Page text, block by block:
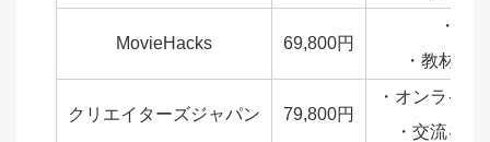
MovieHacks 69,800円
・コ
・教材が
クリエイターズジャパン 79,800円
・オンライ
・交流を